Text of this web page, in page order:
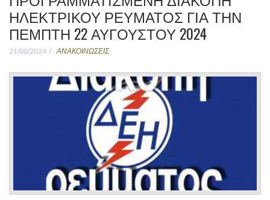
ΗΛΕΚΤΡΙΚΟΥ ΡΕΥΜΑΤΟΣ ΓΙΑ ΤΗΝ
ΠΕΜΠΤΗ 22 ΑΥΓΟΥΣΤΟΥ 2024
21/08/2024 ΑΝΑΚΟΙΝΩΣΕΙΣ